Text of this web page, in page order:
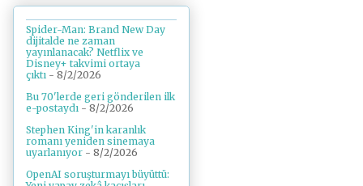
Spider-Man: Brand New Day
dijitalde ne zaman
yayınlanacak? Netflix ve
Disney+ takvimi ortaya
çıktı - 8/2/2026
Bu 70'lerde geri gönderilen ilk
e-postaydı - 8/2/2026
Stephen King'in karanlık
romanı yeniden sinemaya
uyarlanıyor - 8/2/2026
OpenAI soruşturmayı büyüttü: